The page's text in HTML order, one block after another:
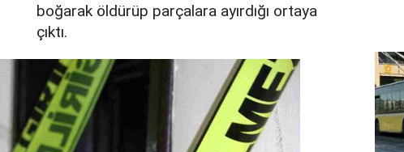
boğarak öldürüp parçalara ayırdığı ortaya
çıktı.